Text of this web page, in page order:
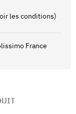
les conditions)
France